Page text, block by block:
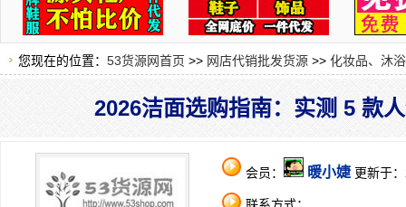
您现在的位置： 53货源网首页 >> 网店代销批发货源 >> 化妆品、沐
2026洁面选购指南：实测 5 款
会员： 暖小婕 更新于